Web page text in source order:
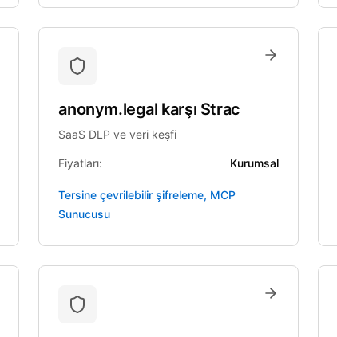
anonym.legal karşı Strac
SaaS DLP ve veri keşfi
Fiyatları: Kurumsal
Tersine çevrilebilir şifreleme, MCP
Sunucusu